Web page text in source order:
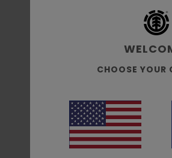
CHOOSE YOUR